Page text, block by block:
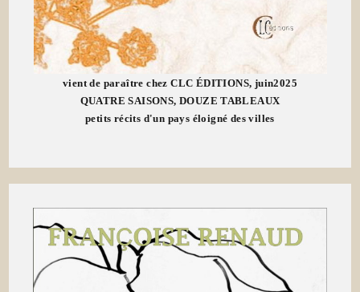
vient de paraître chez CLC ÉDITIONS, juin2025
QUATRE SAISONS, DOUZE TABLEAUX
petits récits d'un pays éloigné des villes